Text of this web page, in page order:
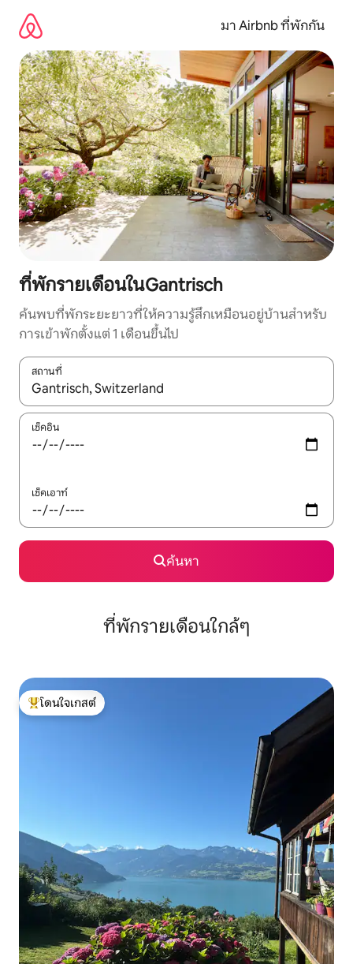
เนื้อหา
มา Airbnb ที่พักกัน
ที่พักรายเดือนในGantrisch
ค้นพบที่พักระยะยาวที่ให้ความรู้สึกเหมือนอยู่บ้านสำหรับ
การเข้าพักตั้งแต่ 1 เดือนขึ้นไป
สถานที่
ใช้ลูกศรขึ้นลง หรือใช้การสัมผัสหรือปัด เพื่อสำรวจผลการค้นหา
เช็คอิน
เช็คเอาท์
ค้นหา
ที่พักรายเดือนใกล้ๆ
โดนใจเกสต์ที่สุด
โดนใจเกสต์